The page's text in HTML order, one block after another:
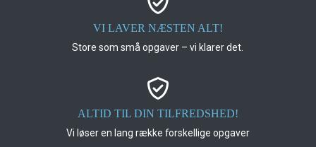
VI LAVER NÆSTEN ALT!
Store som små opgaver – vi klarer det.
ALTID TIL DIN TILFREDSHED!
Vi løser en lang række forskellige opgaver